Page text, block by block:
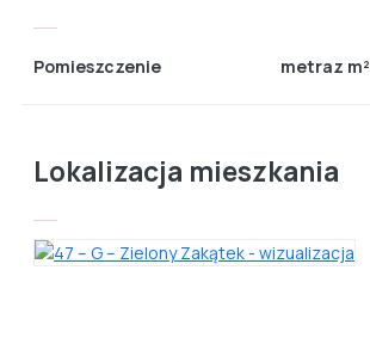
Pomieszczenie metraz m²
Lokalizacja mieszkania